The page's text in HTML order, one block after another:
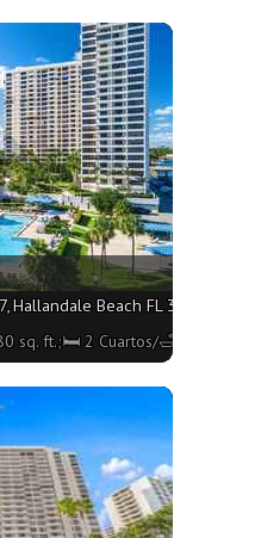
Hallandale Beach FL 33009 -
2 Cuartos/🛁2 Baños